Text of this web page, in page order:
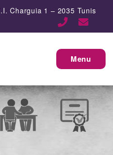
Charguia 1 – 2035 Tunis
Menu